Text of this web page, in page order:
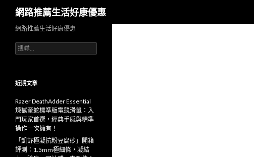
網路推薦生活好康優惠
網路推薦生活好康優惠
搜
尋
字:
近期文章
Razer DeathAdder Essential
煉獄奎蛇標準版電競滑鼠：入
門玩家首選，經典手感與精準
操作一次擁有！
「凱舒極凝抗粉豆腐砂」開箱
評測：1.5mm極細條，凝結